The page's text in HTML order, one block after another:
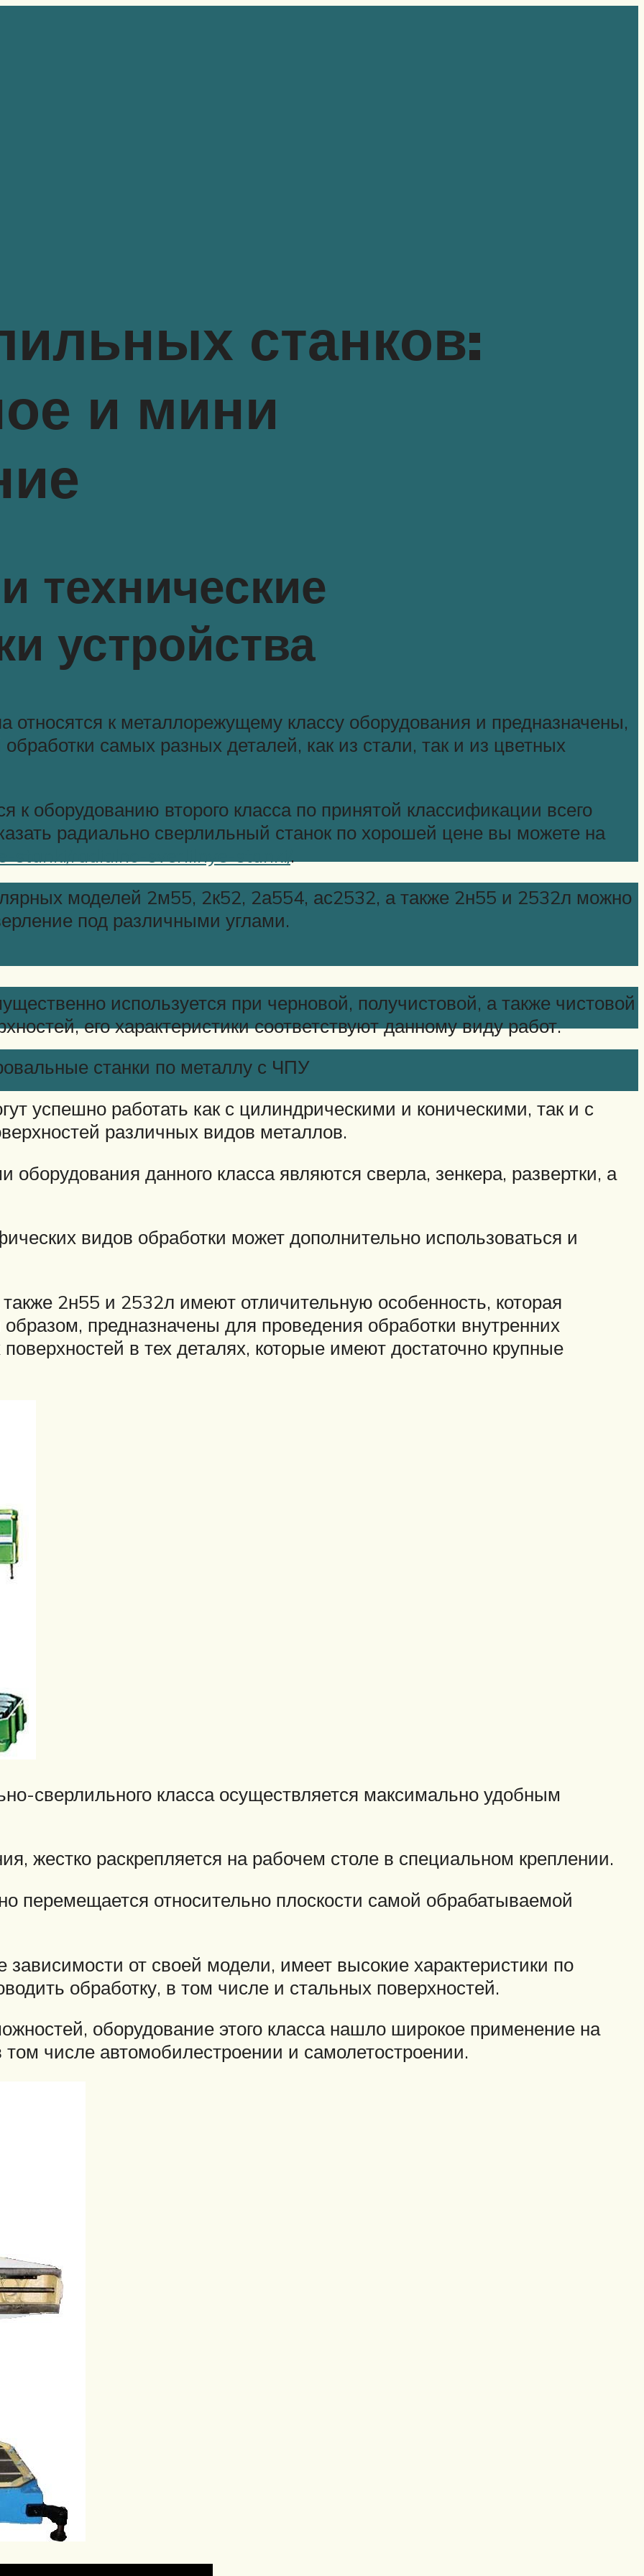
станков:
и мини
технические
устройства
относятся к металлорежущему классу оборудования и предназначены,
самых разных деталей, как из стали, так и из цветных
к оборудованию второго класса по принятой классификации всего
радиально сверлильный станок по хорошей цене вы можете на
stanki/radialno-sverlilnye-stanki/ .
моделей 2м55, 2к52, 2а554, ас2532, а также 2н55 и 2532л можно
под различными углами.
используется при черновой, получистовой, а также чистовой
его характеристики соответствуют данному виду работ.
станки по металлу с ЧПУ
успешно работать как с цилиндрическими и коническими, так и с
различных видов металлов.
данного класса являются сверла, зенкера, развертки, а
видов обработки может дополнительно использоваться и
2н55 и 2532л имеют отличительную особенность, которая
предназначены для проведения обработки внутренних
в тех деталях, которые имеют достаточно крупные
сверлильного класса осуществляется максимально удобным
жестко раскрепляется на рабочем столе в специальном креплении.
перемещается относительно плоскости самой обрабатываемой
зависимости от своей модели, имеет высокие характеристики по
обработку, в том числе и стальных поверхностей.
оборудование этого класса нашло широкое применение на
числе автомобилестроении и самолетостроении.